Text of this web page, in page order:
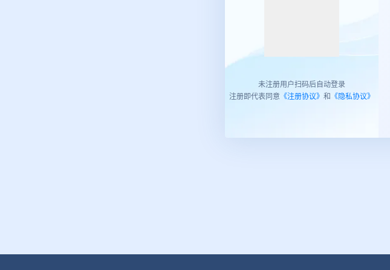
未注册用户扫码后自动登录
注册即代表同意 《注册协议》 和 《隐私协议》